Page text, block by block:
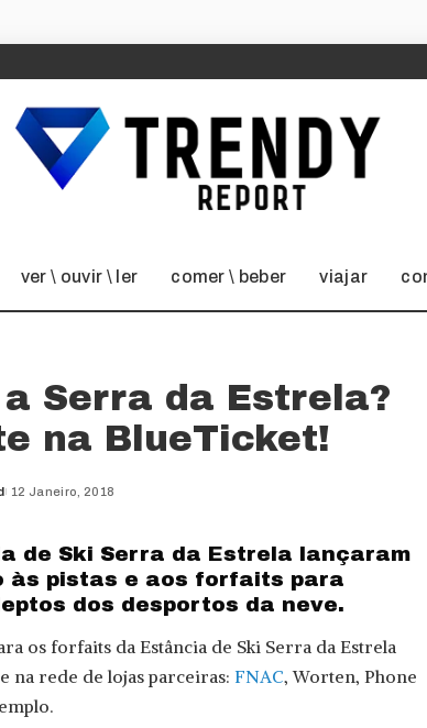
ver \ ouvir \ ler comer \ beber viajar
Serra da Estrela?
na BlueTicket!
12 Janeiro, 2018
de Ski Serra da Estrela lançaram
às pistas e aos forfaits para
dos desportos da neve.
os forfaits da Estância de Ski Serra da Estrela
na rede de lojas parceiras: FNAC, Worten, Phone